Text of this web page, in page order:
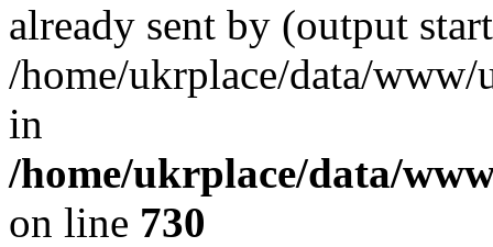
already sent by (output
/home/ukrplace/data/
in
/home/ukrplace/data/
on line 730